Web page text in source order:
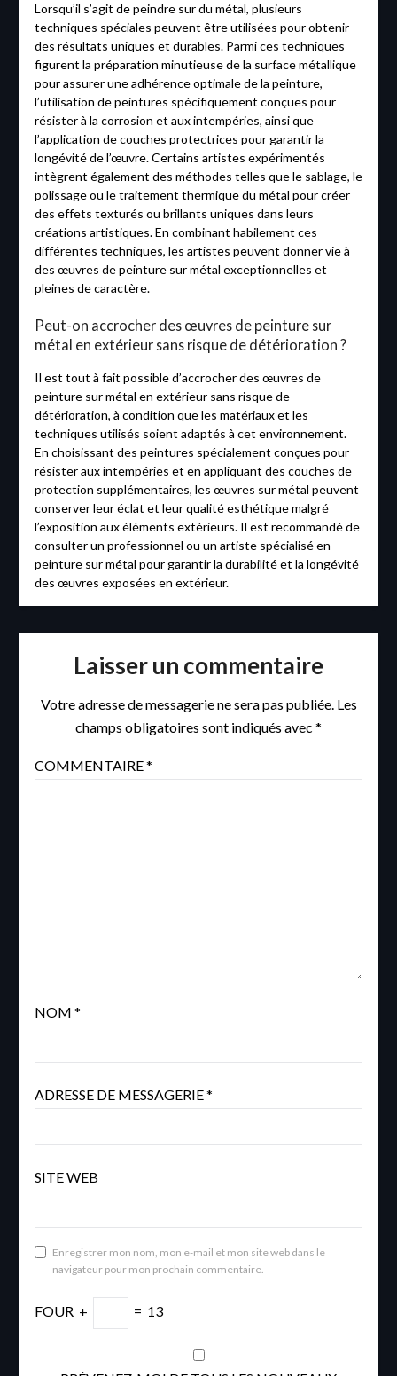
Lorsqu’il s’agit de peindre sur du métal, plusieurs
techniques spéciales peuvent être utilisées pour obtenir
des résultats uniques et durables. Parmi ces techniques
figurent la préparation minutieuse de la surface métallique
pour assurer une adhérence optimale de la peinture,
l’utilisation de peintures spécifiquement conçues pour
résister à la corrosion et aux intempéries, ainsi que
l’application de couches protectrices pour garantir la
longévité de l’œuvre. Certains artistes expérimentés
intègrent également des méthodes telles que le sablage, le
polissage ou le traitement thermique du métal pour créer
des effets texturés ou brillants uniques dans leurs
créations artistiques. En combinant habilement ces
différentes techniques, les artistes peuvent donner vie à
des œuvres de peinture sur métal exceptionnelles et
pleines de caractère.
Peut-on accrocher des œuvres de peinture sur
métal en extérieur sans risque de détérioration ?
Il est tout à fait possible d’accrocher des œuvres de
peinture sur métal en extérieur sans risque de
détérioration, à condition que les matériaux et les
techniques utilisés soient adaptés à cet environnement.
En choisissant des peintures spécialement conçues pour
résister aux intempéries et en appliquant des couches de
protection supplémentaires, les œuvres sur métal peuvent
conserver leur éclat et leur qualité esthétique malgré
l’exposition aux éléments extérieurs. Il est recommandé de
consulter un professionnel ou un artiste spécialisé en
peinture sur métal pour garantir la durabilité et la longévité
des œuvres exposées en extérieur.
Laisser un commentaire
Votre adresse de messagerie ne sera pas publiée. Les
champs obligatoires sont indiqués avec *
COMMENTAIRE*
NOM *
ADRESSE DE MESSAGERIE*
SITE WEB
Enregistrer mon nom, mon e-mail et mon site web dans le
navigateur pour mon prochain commentaire.
FOUR + = 13